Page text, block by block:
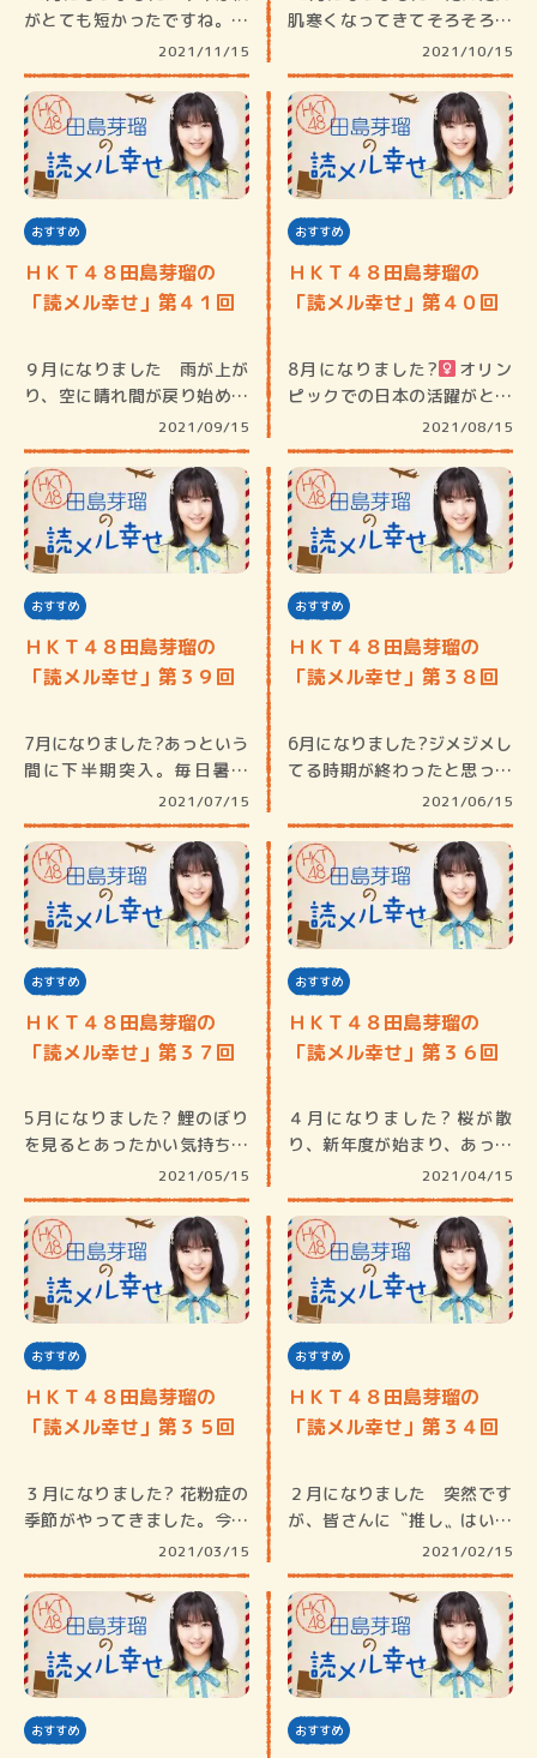
がとても短かったですね。暖
2021/11/15
肌寒くなってきてそろそろ本
2021/10/15
おすすめ
ＨＫＴ４８田島芽瑠の
「読メル幸せ」第４１回
９月になりました 雨が上が
り、空に晴れ間が戻り始めた
2021/09/15
おすすめ
ＨＫＴ４８田島芽瑠の
「読メル幸せ」第４０回
8月になりました?‍
‍オリン
ピックでの日本の活躍がとて
2021/08/15
おすすめ
ＨＫＴ４８田島芽瑠の
「読メル幸せ」第３９回
7月になりました?あっという
間に下半期突入。毎日暑く
2021/07/15
おすすめ
ＨＫＴ４８田島芽瑠の
「読メル幸せ」第３８回
6月になりました?ジメジメし
てる時期が終わったと思った
2021/06/15
おすすめ
ＨＫＴ４８田島芽瑠の
「読メル幸せ」第３７回
5月になりました? 鯉のぼり
を見るとあったかい気持ちに
2021/05/15
おすすめ
ＨＫＴ４８田島芽瑠の
「読メル幸せ」第３６回
４月になりました? 桜が散
り、新年度が始まり、あっと
2021/04/15
おすすめ
ＨＫＴ４８田島芽瑠の
「読メル幸せ」第３５回
３月になりました? 花粉症の
季節がやってきました。今年
2021/03/15
おすすめ
ＨＫＴ４８田島芽瑠の
「読メル幸せ」第３４回
２月になりました 突然です
が、皆さんに〝推し〟はいら
2021/02/15
おすすめ おすすめ